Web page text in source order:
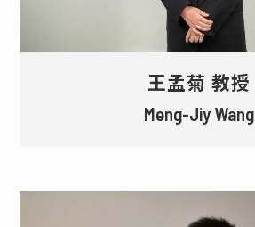
王孟菊 教授
Meng-Jiy Wang